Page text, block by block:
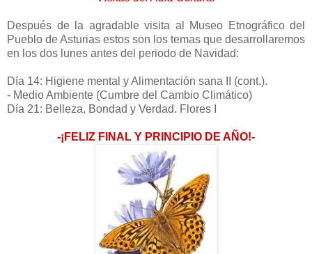
Después de la agradable visita al Museo Etnográfico del
Pueblo de Asturias estos son los temas que desarrollaremos
en los dos lunes antes del periodo de Navidad:
Día 14: Higiene mental y Alimentación sana II (cont.).
- Medio Ambiente (Cumbre del Cambio Climático)
Día 21: Belleza, Bondad y Verdad. Flores I
-¡FELIZ FINAL Y PRINCIPIO DE AÑO!-